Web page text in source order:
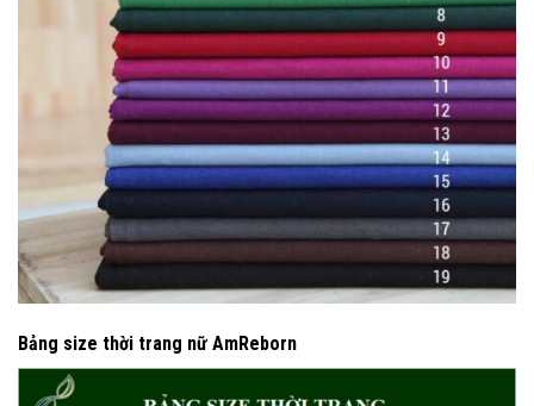
Bảng size thời trang nữ AmReborn